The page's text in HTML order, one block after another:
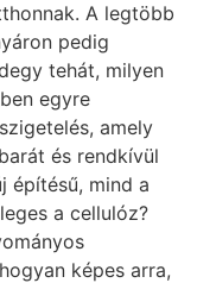
A legtöbb
pedig
tehát, milyen
egyre
amely
és rendkívül
építésű, mind a
a cellulóz?
képes arra,